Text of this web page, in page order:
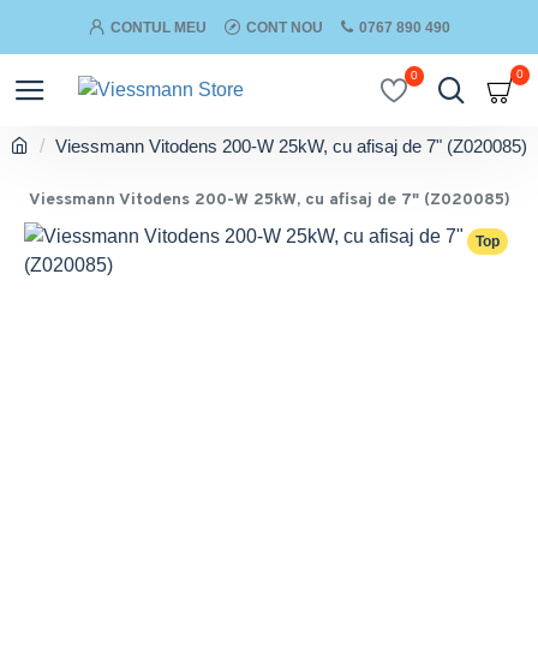
CONTUL MEU CONT NOU 0767 890 490
0 0
Viessmann Vitodens 200-W 25kW, cu afisaj de 7" (Z020085)
Viessmann Vitodens 200-W 25kW, cu afisaj de 7" (Z020085)
Top